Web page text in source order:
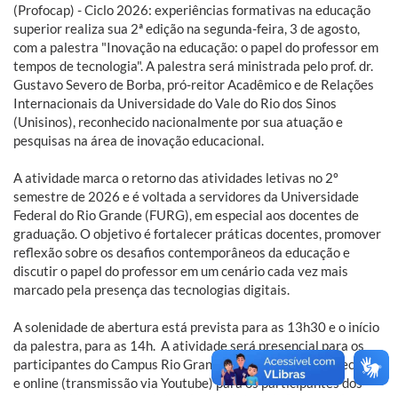
(Profocap) - Ciclo 2026: experiências formativas na educação
superior realiza sua 2ª edição na segunda-feira, 3 de agosto,
com a palestra "Inovação na educação: o papel do professor em
tempos de tecnologia". A palestra será ministrada pelo prof. dr.
Gustavo Severo de Borba, pró-reitor Acadêmico e de Relações
Internacionais da Universidade do Vale do Rio dos Sinos
(Unisinos), reconhecido nacionalmente por sua atuação e
pesquisas na área de inovação educacional.
A atividade marca o retorno das atividades letivas no 2º
semestre de 2026 e é voltada a servidores da Universidade
Federal do Rio Grande (FURG), em especial aos docentes de
graduação. O objetivo é fortalecer práticas docentes, promover
reflexão sobre os desafios contemporâneos da educação e
discutir o papel do professor em um cenário cada vez mais
marcado pela presença das tecnologias digitais.
A solenidade de abertura está prevista para as 13h30 e o início
da palestra, para as 14h. A atividade será presencial para os
participantes do Campus Rio Grande, no auditório do Cidec-Sul,
e online (transmissão via Youtube) para os participantes dos